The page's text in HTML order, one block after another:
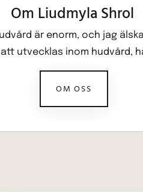
Om Liudmyla Shrol
är enorm, och jag
utvecklas inom hudvård,
OM OSS